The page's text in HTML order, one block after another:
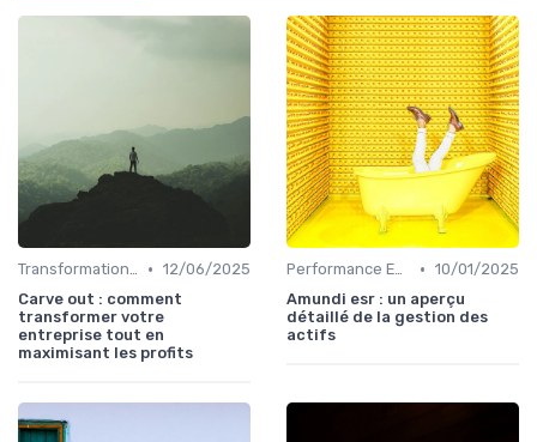
Transformation de la fonction finance • 12/06/2025
Carve out : comment
transformer votre
entreprise tout en
maximisant les profits
Performance ESG & finance durable • 10/01/2025
Amundi esr : un aperçu
détaillé de la gestion des
actifs